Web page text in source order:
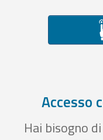
Accesso
Hai bisogno